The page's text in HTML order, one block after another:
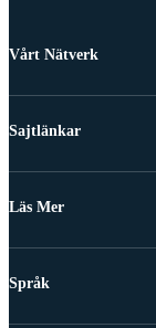
Vårt Nätverk
Sajtlänkar
Läs Mer
Språk